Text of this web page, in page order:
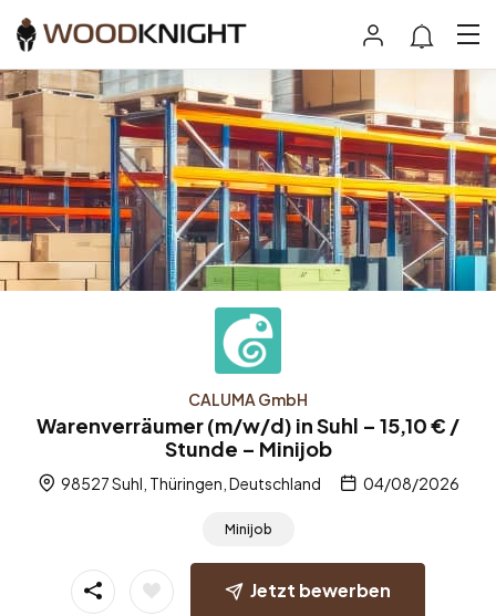
CALUMA GmbH
Warenverräumer (m/w/d) in Suhl – 15,10 € /
Stunde – Minijob
98527 Suhl, Thüringen, Deutschland 04/08/2026
Minijob
Jetzt bewerben